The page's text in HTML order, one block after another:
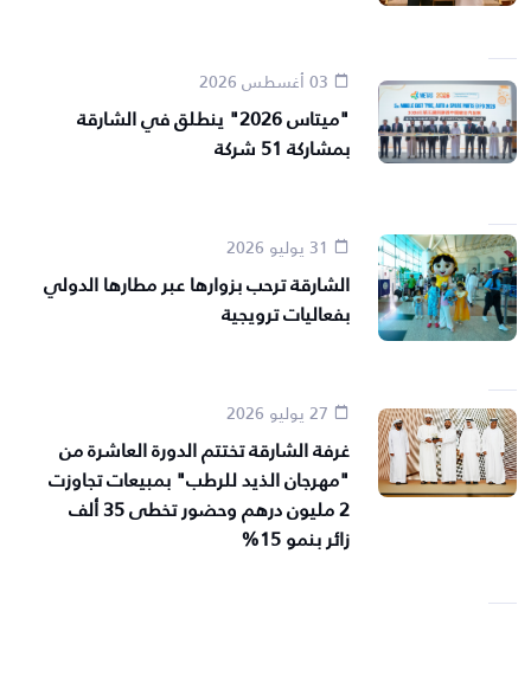
"ميتاس 2026" ينطلق في الشارقة
بمشاركة 51 شركة
الشارقة ترحب بزوارها عبر مطارها الدولي
بفعاليات ترويجية
غرفة الشارقة تختتم الدورة العاشرة من
"مهرجان الذيد للرطب" بمبيعات تجاوزت
2 مليون درهم وحضور تخطى 35 ألف
زائر بنمو 15%